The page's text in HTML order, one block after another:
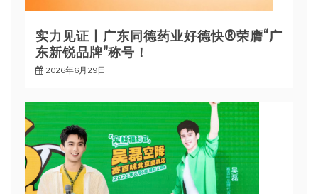
实力见证丨广东同德药业好德快®荣膺“广
东新锐品牌”称号！
2026年6月29日